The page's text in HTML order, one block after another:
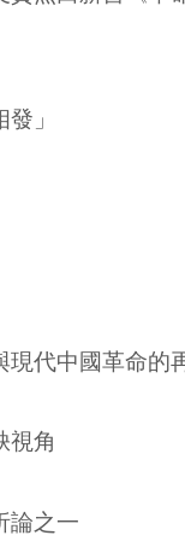
」
現代中國革命的
視角
論之一